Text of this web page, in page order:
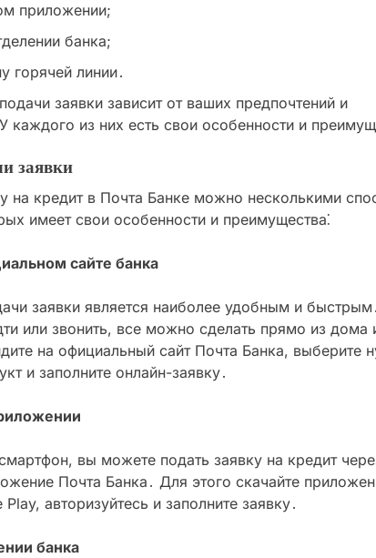
приложении;
банка;
горячей линии․
заявки зависит от ваших предпочтений и
каждого из них есть свои особенности и
заявки
на кредит в Почта Банке можно несколькими
имеет свои особенности и преимущества⁚
сайте банка
заявки является наиболее удобным и
или звонить, все можно сделать прямо из дома
на официальный сайт Почта Банка, выберите
и заполните онлайн-заявку․
вы можете подать заявку на кредит
Почта Банка․ Для этого скачайте
авторизуйтесь и заполните заявку․
банка